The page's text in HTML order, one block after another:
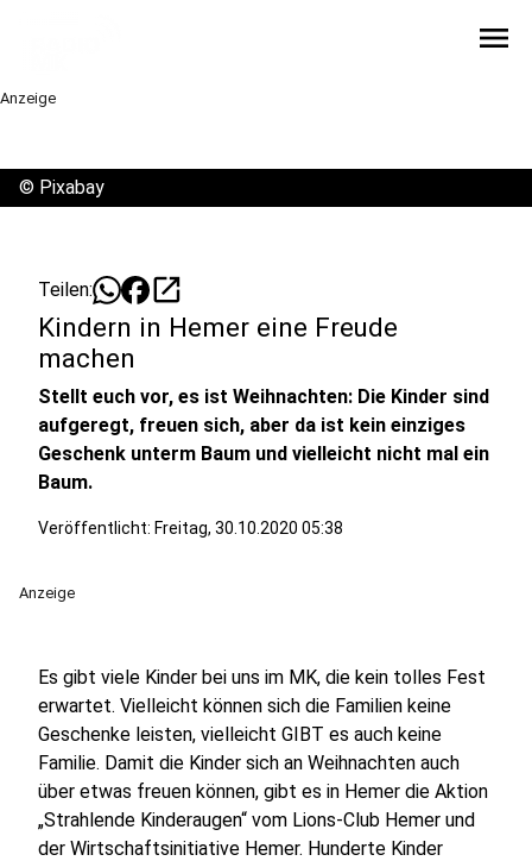
menu
Anzeige
© Pixabay
Teilen: open_in_new
Kindern in Hemer eine Freude
machen
Stellt euch vor, es ist Weihnachten: Die Kinder sind
aufgeregt, freuen sich, aber da ist kein einziges
Geschenk unterm Baum und vielleicht nicht mal ein
Baum.
Veröffentlicht: Freitag, 30.10.2020 05:38
Anzeige
Es gibt viele Kinder bei uns im MK, die kein tolles Fest
erwartet. Vielleicht können sich die Familien keine
Geschenke leisten, vielleicht GIBT es auch keine
Familie. Damit die Kinder sich an Weihnachten auch
über etwas freuen können, gibt es in Hemer die Aktion
„Strahlende Kinderaugen“ vom Lions-Club Hemer und
der Wirtschaftsinitiative Hemer. Hunderte Kinder